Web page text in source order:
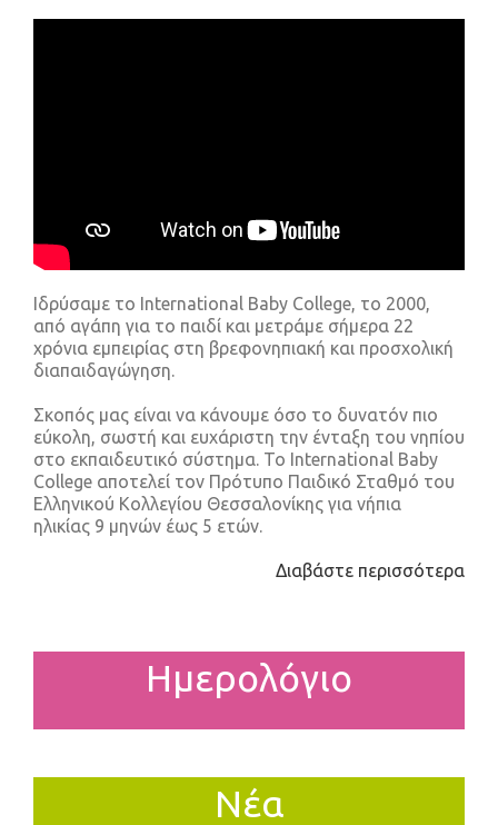
Ιδρύσαμε το International Baby College, το 2000,
από αγάπη για το παιδί και μετράμε σήμερα 22
χρόνια εμπειρίας στη βρεφονηπιακή και προσχολική
διαπαιδαγώγηση.
Σκοπός μας είναι να κάνουμε όσο το δυνατόν πιο
εύκολη, σωστή και ευχάριστη την ένταξη του νηπίου
στο εκπαιδευτικό σύστημα. Το International Baby
College αποτελεί τον Πρότυπο Παιδικό Σταθμό του
Ελληνικού Κολλεγίου Θεσσαλονίκης για νήπια
ηλικίας 9 μηνών έως 5 ετών.
Διαβάστε περισσότερα
Ημερολόγιο
Νέα